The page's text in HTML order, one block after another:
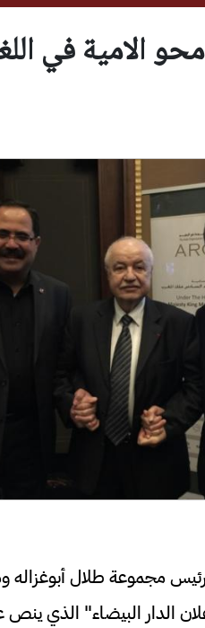
الامية في
مجموعة طلال أبوغزاله
الدار البيضاء" الذي ينص